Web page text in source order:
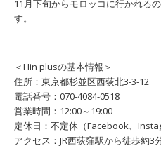
11月下旬からモロッコに行かれる
す。
＜Hin plusの基本情報＞
住所：東京都杉並区西荻北3-3-12
電話番号：070-4084-0518
営業時間：12:00～19:00
定休日：不定休（Facebook、
アクセス：JR西荻窪駅から徒歩約3